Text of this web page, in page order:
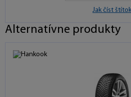
Jak číst štítok
Alternatívne produkty